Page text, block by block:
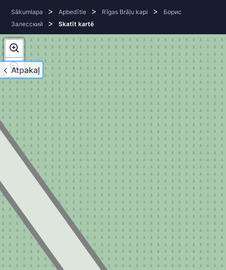
Atpakaļ
Sākumlapa > Apbedītie > Rīgas Brāļu kapi >
Борис
Залесский
> Skatīt kartē